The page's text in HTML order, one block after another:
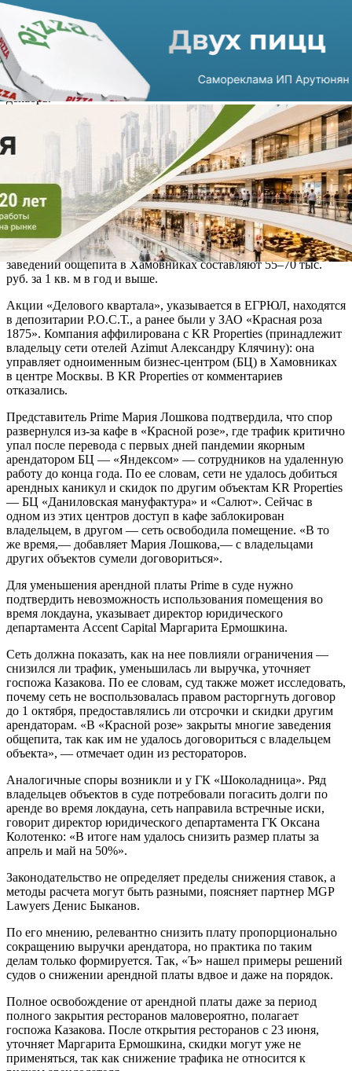
квартал» снижения платежей за аренду на 41% с 5 по 27
марта, на 100% — с 28 марта по 22 июня, когда заведения
общепита в Москве были закрыты из-за локдауна, и на 60% —
с 23 июня по настоящее время. Арендодатель требует взыскать
с сети около 3 млн руб. задолженности. Оба иска объединены
Арбитражным судом Москвы, слушания назначены на
декабрь.
ФЗ №98 «О внесении изменений в отдельные
законодательные акты РФ по вопросам предупреждения и
ликвидации чрезвычайных ситуаций» и ряд постановлений
правительства РФ дают право операторам общепита, наиболее
пострадавшим в кризис, требовать снижения или отсрочку
арендной платы, в случае несогласия — расторгнуть до 1
октября 2020 года договор, поясняет партнер Five Stones
Consulting Ксения Казакова.
По данным Colliers International, средние ставки аренды для
заведений общепита в Хамовниках составляют 55–70 тыс.
руб. за 1 кв. м в год и выше.
Акции «Делового квартала», указывается в ЕГРЮЛ, находятся
в депозитарии Р.О.С.Т., а ранее были у ЗАО «Красная роза
1875». Компания аффилирована с KR Properties (принадлежит
владельцу сети отелей Azimut Александру Клячину): она
управляет одноименным бизнес-центром (БЦ) в Хамовниках
в центре Москвы. В KR Properties от комментариев
отказались.
Представитель Prime Мария Лошкова подтвердила, что спор
развернулся из-за кафе в «Красной розе», где трафик критично
упал после перевода с первых дней пандемии якорным
арендатором БЦ — «Яндексом» — сотрудников на удаленную
работу до конца года. По ее словам, сети не удалось добиться
арендных каникул и скидок по другим объектам KR Properties
— БЦ «Даниловская мануфактура» и «Салют». Сейчас в
одном из этих центров доступ в кафе заблокирован
владельцем, в другом — сеть освободила помещение. «В то
же время,— добавляет Мария Лошкова,— с владельцами
других объектов сумели договориться».
Для уменьшения арендной платы Prime в суде нужно
подтвердить невозможность использования помещения во
время локдауна, указывает директор юридического
департамента Accent Capital Маргарита Ермошкина.
Сеть должна показать, как на нее повлияли ограничения —
снизился ли трафик, уменьшилась ли выручка, уточняет
госпожа Казакова. По ее словам, суд также может исследовать,
почему сеть не воспользовалась правом расторгнуть договор
до 1 октября, предоставлялись ли отсрочки и скидки другим
арендаторам. «В «Красной розе» закрыты многие заведения
общепита, так как им не удалось договориться с владельцем
объекта», — отмечает один из рестораторов.
Аналогичные споры возникли и у ГК «Шоколадница». Ряд
владельцев объектов в суде потребовали погасить долги по
аренде во время локдауна, сеть направила встречные иски,
говорит директор юридического департамента ГК Оксана
Колотенко: «В итоге нам удалось снизить размер платы за
апрель и май на 50%».
Законодательство не определяет пределы снижения ставок, а
методы расчета могут быть разными, поясняет партнер MGP
Lawyers Денис Быканов.
По его мнению, релевантно снизить плату пропорционально
сокращению выручки арендатора, но практика по таким
делам только формируется. Так, «Ъ» нашел примеры решений
судов о снижении арендной платы вдвое и даже на порядок.
Полное освобождение от арендной платы даже за период
полного закрытия ресторанов маловероятно, полагает
госпожа Казакова. После открытия ресторанов с 23 июня,
уточняет Маргарита Ермошкина, скидки могут уже не
применяться, так как снижение трафика не относится к
рискам арендодателя.